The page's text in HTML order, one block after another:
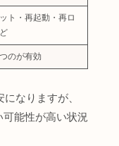
ト・再起動・再ロ
のが有効
なりますが、
能性が高い状況